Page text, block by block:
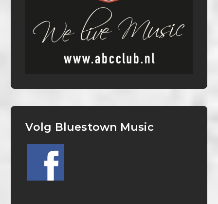
Volg Bluestown Music